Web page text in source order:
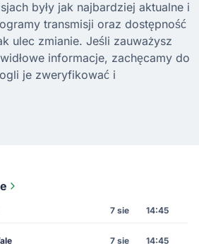
były jak najbardziej aktualne i
transmisji oraz dostępność
ulec zmianie. Jeśli zauważysz
informacje, zachęcamy do
je zweryfikować i
7 sie 14:45
7 sie 14:45